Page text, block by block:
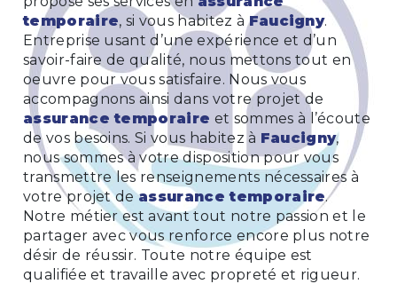
temporaire, si vous habitez àFaucigny.
Entreprise usant d’une expérience et d’un
savoir-faire de qualité, nous mettons tout en
oeuvre pour vous satisfaire. Nous vous
accompagnons ainsi dans votre projet de
assurance temporaire et sommes à l’écoute
de vos besoins. Si vous habitez à Faucigny,
nous sommes à votre disposition pour vous
transmettre les renseignements nécessaires à
votre projet deassurance temporaire.
Notre métier est avant tout notre passion et le
partager avec vous renforce encore plus notre
désir de réussir. Toute notre équipe est
qualifiée et travaille avec propreté et rigueur.